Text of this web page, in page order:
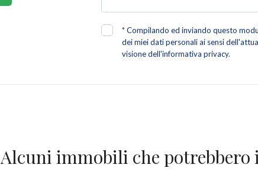
*Compilando ed inviando questo
dei miei dati personali ai sensi
visione dell'informativa privacy.
Alcuni immobili che potrebbero